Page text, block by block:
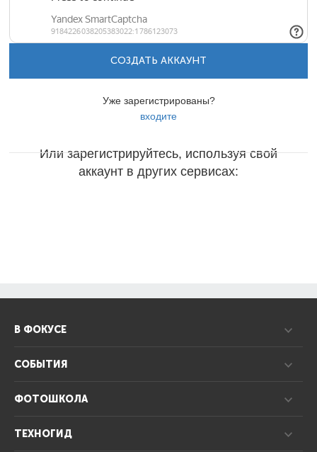
СОЗДАТЬ АККАУНТ
Уже зарегистрированы?
входите
Или зарегистрируйтесь, используя свой
аккаунт в других сервисах:
В ФОКУСЕ
СОБЫТИЯ
ФОТОШКОЛА
ТЕХНОГИД